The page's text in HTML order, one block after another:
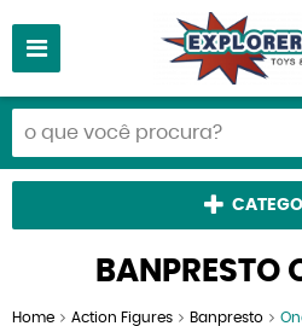
BANPRESTO
Home Action Figures Banpresto